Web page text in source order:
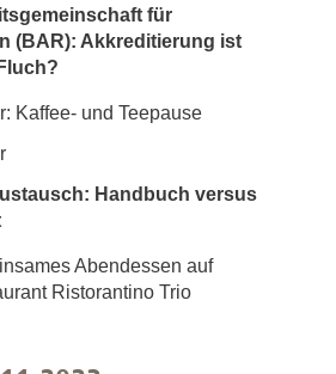
für
(BAR): Akkreditierung ist
Kaffee- und Teepause
Handbuch versus
Abendessen auf
Ristorantino Trio